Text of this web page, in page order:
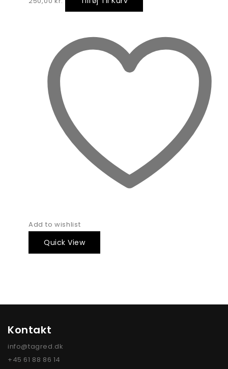
Add to wishlist
Quick View
Kontakt
info@tagred.dk
+45 61 88 86 14